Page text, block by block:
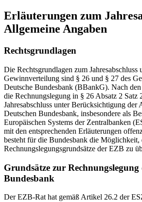
Erläuterungen zum
Allgemeine Angaben
Rechtsgrundlagen
Die Rechtsgrundlagen zum Jahresabschluss
Gewinnverteilung sind § 26 und § 27 des
Deutsche Bundesbank (BBankG). Nach
die Rechnungslegung in § 26 Absatz 2 Satz
Jahresabschluss unter Berücksichtigung der
Deutschen Bundesbank, insbesondere als
Europäischen Systems der Zentralbanken (
mit den entsprechenden Erläuterungen
besteht für die Bundesbank die Möglichkeit,
Rechnungslegungsgrundsätze derEZB zu
Grundsätze zur Rechnungslegung
Bundesbank
DerEZB‑Rat hat gemäß Artikel 26.2 der